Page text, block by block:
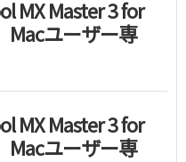
MX Master 3 for
Macユーザー専
MX Master 3 for
Macユーザー専